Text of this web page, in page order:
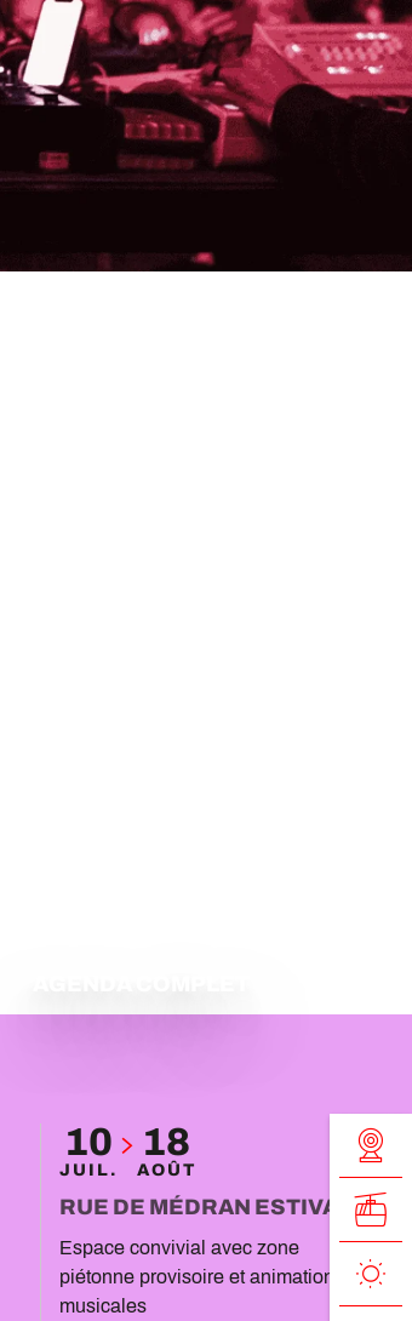
10
JUIL.
18
AOÛT
RUE DE MÉDRAN ESTIVALE
Espace convivial avec zone
piétonne provisoire et animations
musicales